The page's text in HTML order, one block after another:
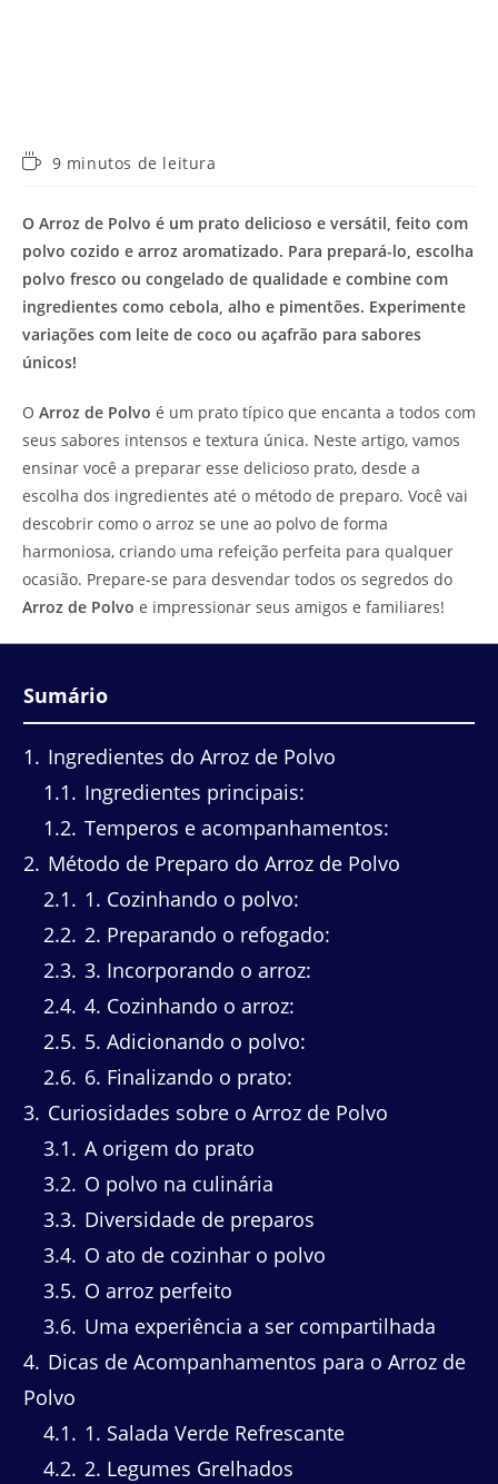
Tempo9 minutos de leitura
O Arroz de Polvo é um prato delicioso e versátil, feito com
polvo cozido e arroz aromatizado. Para prepará-lo, escolha
polvo fresco ou congelado de qualidade e combine com
ingredientes como cebola, alho e pimentões. Experimente
variações com leite de coco ou açafrão para sabores
únicos!
O Arroz de Polvo é um prato típico que encanta a todos com
seus sabores intensos e textura única. Neste artigo, vamos
ensinar você a preparar esse delicioso prato, desde a
escolha dos ingredientes até o método de preparo. Você vai
descobrir como o arroz se une ao polvo de forma
harmoniosa, criando uma refeição perfeita para qualquer
ocasião. Prepare-se para desvendar todos os segredos do
Arroz de Polvo e impressionar seus amigos e familiares!
Sumário
1
Ingredientes do Arroz de Polvo
1.1
Ingredientes principais:
1.2 Temperos e acompanhamentos:
2 Método de Preparo do Arroz de Polvo
2.1
1. Cozinhando o polvo:
2.2 2. Preparando o refogado:
2.3 3. Incorporando o arroz:
2.4 4. Cozinhando o arroz:
2.5 5. Adicionando o polvo:
2.6 6. Finalizando o prato:
3 Curiosidades sobre o Arroz de Polvo
3.1
A origem do prato
3.2 O polvo na culinária
3.3 Diversidade de preparos
3.4 O ato de cozinhar o polvo
3.5 O arroz perfeito
3.6 Uma experiência a ser compartilhada
4 Dicas de Acompanhamentos para o Arroz de
Polvo
4.1
1. Salada Verde Refrescante
4.2 2. Legumes Grelhados